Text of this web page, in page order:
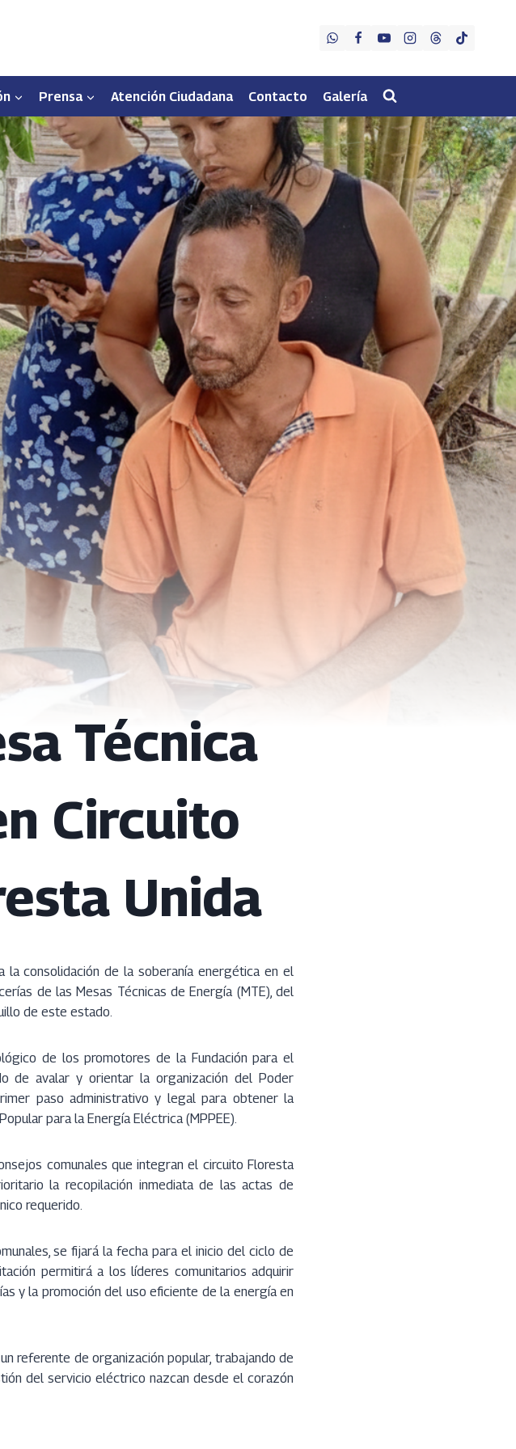
Prensa Atención Ciudadana Contacto Galería
Técnica
Circuito
Unida
la consolidación de la soberanía energética en el
de las Mesas Técnicas de Energía (MTE), del
de este estado.
de los promotores de la Fundación para el
de avalar y orientar la organización del Poder
paso administrativo y legal para obtener la
para la Energía Eléctrica (MPPEE).
comunales que integran el circuito Floresta
la recopilación inmediata de las actas de
requerido.
se fijará la fecha para el inicio del ciclo de
permitirá a los líderes comunitarios adquirir
y la promoción del uso eficiente de la energía en
referente de organización popular, trabajando de
del servicio eléctrico nazcan desde el corazón